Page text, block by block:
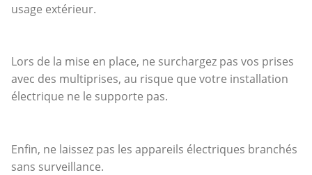
usage extérieur.
Lors de la mise en place, ne surchargez pas vos prises
avec des multiprises, au risque que votre installation
électrique ne le supporte pas.
Enfin, ne laissez pas les appareils électriques branchés
sans surveillance.